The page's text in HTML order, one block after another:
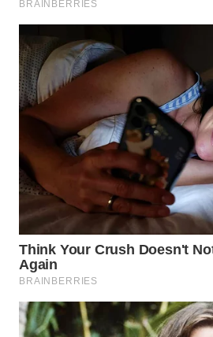
BOGOR
WN
DEPOK
WN
TAPANULI
WN
SAMOSIR
WN
PADANG